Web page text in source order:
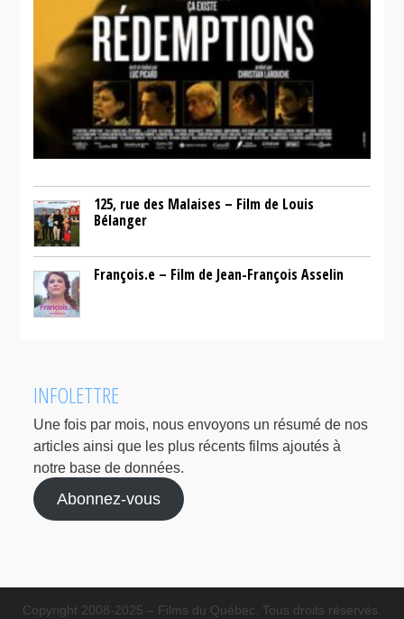
125, rue des Malaises – Film de Louis
Bélanger
François.e – Film de Jean-François Asselin
INFOLETTRE
Une fois par mois, nous envoyons un résumé de nos
articles ainsi que les plus récents films ajoutés à
notre base de données.
Abonnez-vous
Copyright 2008-2025 – Films du Québec. Tous droits réservés.